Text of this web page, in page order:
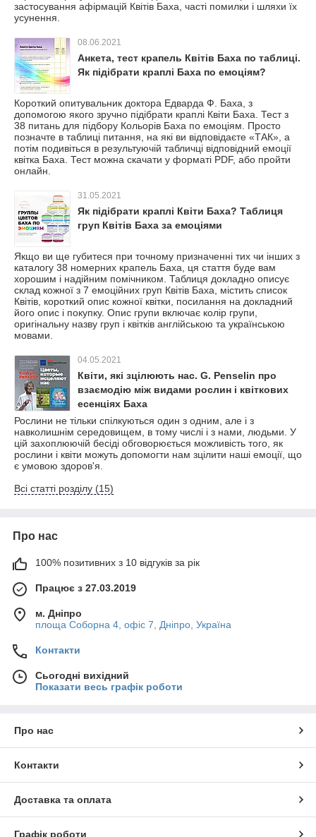
застосування афірмацій Квітів Баха, часті помилки і шляхи їх
усунення.
08.06.2021
Анкета, тест крапель Квітів Баха по таблиці.
Як підібрати краплі Баха по емоціям?
Короткий опитувальник доктора Едварда Ф. Баха, з
допомогою якого зручно підібрати краплі Квіти Баха. Тест з
38 питань для підбору Кольорів Баха по емоціям. Просто
позначте в таблиці питання, на які ви відповідаєте «ТАК», а
потім подивіться в результуючій табличці відповідний емоції
квітка Баха. Тест можна скачати у форматі PDF, або пройти
онлайн.
31.05.2021
Як підібрати краплі Квіти Баха? Таблиця
груп Квітів Баха за емоціями
Якщо ви ще губитеся при точному призначенні тих чи інших з
каталогу 38 номерних крапель Баха, ця стаття буде вам
хорошим і надійним помічником. Таблиця докладно описує
склад кожної з 7 емоційних груп Квітів Баха, містить список
Квітів, короткий опис кожної квітки, посилання на докладний
його опис і покупку. Опис групи включає колір групи,
оригінальну назву груп і квітків англійською та українською
мовами.
04.05.2021
Квіти, які зцілюють нас. G. Penselin про
взаємодію між видами рослин і квіткових
есенціях Баха
Рослини не тільки спілкуються один з одним, але і з
навколишнім середовищем, в тому числі і з нами, людьми. У
цій захоплюючій бесіді обговорюється можливість того, як
рослини і квіти можуть допомогти нам зцілити наші емоції, що
є умовою здоров'я.
Всі статті розділу (15)
Про нас
100% позитивних з 10 відгуків за рік
Працює з 27.03.2019
м. Дніпро
площа Соборна 4, офіс 7, Дніпро, Україна
Контакти
Сьогодні вихідний
Показати весь графік роботи
Про нас
Контакти
Доставка та оплата
Графік роботи